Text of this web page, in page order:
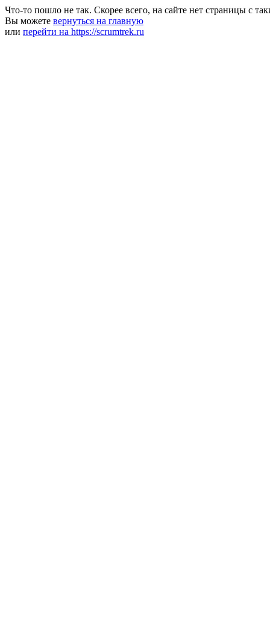
Что-то пошло не так. Скорее всего, на сайте нет страницы с
Вы можете вернуться на главную
или перейти на https://scrumtrek.ru